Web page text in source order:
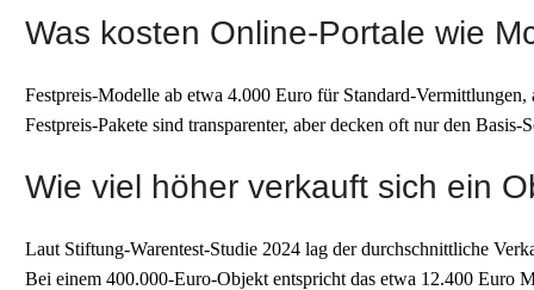
Was kosten Online-Portale wie
Festpreis-Modelle ab etwa 4.000 Euro für Standard-
Festpreis-Pakete sind transparenter, aber decken oft nur den Basis-
Wie viel höher verkauft sich ein
Laut Stiftung-Warentest-Studie 2024 lag der durchschnittliche
Bei einem 400.000-Euro-Objekt entspricht das etwa 12.400 Euro